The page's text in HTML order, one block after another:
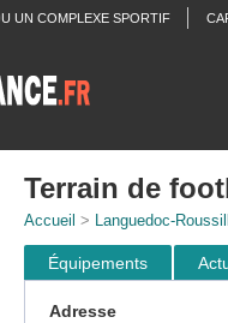
UN COMPLEXE SPORTIF
Terrain de
Accueil > Languedoc-
Équipements
Adresse